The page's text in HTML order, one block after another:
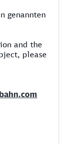
genannten
and the
please